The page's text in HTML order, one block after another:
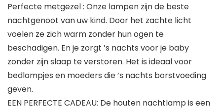
Perfecte metgezel : Onze lampen zijn de beste
nachtgenoot van uw kind. Door het zachte licht
voelen ze zich warm zonder hun ogen te
beschadigen. En je zorgt ’s nachts voor je baby
zonder zijn slaap te verstoren. Het is ideaal voor
bedlampjes en moeders die ’s nachts borstvoeding
geven.
EEN PERFECTE CADEAU: De houten nachtlamp is een